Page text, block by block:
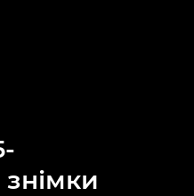
знімки